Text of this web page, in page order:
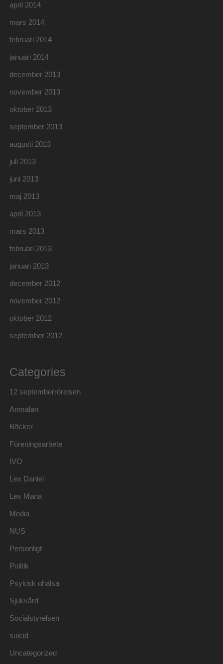
april 2014
mars 2014
februari 2014
januari 2014
december 2013
november 2013
oktober 2013
september 2013
augusti 2013
juli 2013
juni 2013
maj 2013
april 2013
mars 2013
februari 2013
januari 2013
december 2012
november 2012
oktober 2012
september 2012
Categories
12 septemberrörelsen
Anmälan
Böcker
Föreningsarbete
IVO
Lex Daniel
Lex Maria
Media
NUS
Personligt
Politik
Psykisk ohälsa
Sjukvård
Socialstyrelsen
suicid
Uncategorized